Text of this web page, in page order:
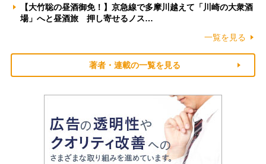
【大竹聡の昼酒御免！】京急線で多摩川越えて「川崎の大衆酒
場」へと昼酒旅 押し寄せるノス…
一覧を見る
著者・連載の一覧を見る